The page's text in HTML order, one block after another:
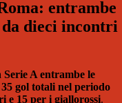
entrambe
da dieci incontri
A entrambe le
35 gol totali nel periodo
e 15 per i giallorossi.